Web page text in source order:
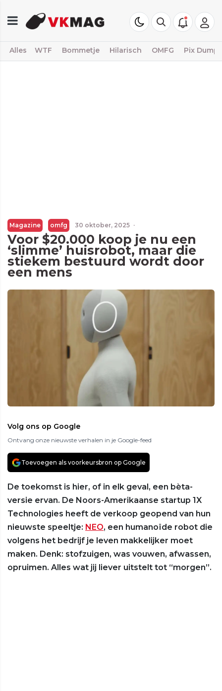
Alles WTF Bommetje Hilarisch OMFG Pix Dump
Magazine omfg 30 oktober, 2025 ·
Voor $20.000 koop je nu een
‘slimme’ huisrobot, maar die
stiekem bestuurd wordt door
een mens
Volg ons op Google
Ontvang onze nieuwste verhalen in je Google-feed
Toevoegen als voorkeursbron op Google
De toekomst is hier, of in elk geval, een bèta-
versie ervan. De Noors-Amerikaanse startup 1X
Technologies heeft de verkoop geopend van hun
nieuwste speeltje: NEO, een humanoïde robot die
volgens het bedrijf je leven makkelijker moet
maken. Denk: stofzuigen, was vouwen, afwassen,
opruimen. Alles wat jij liever uitstelt tot “morgen”.